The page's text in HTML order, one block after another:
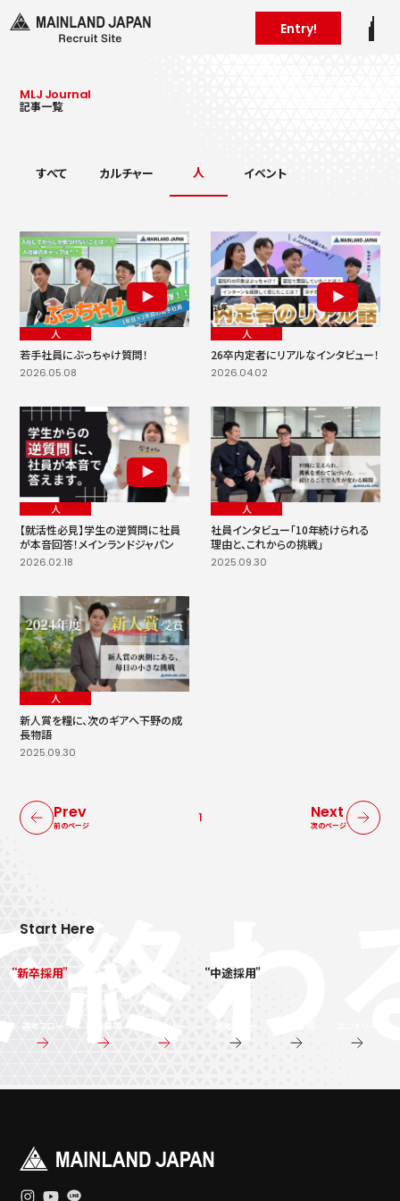
Entry!
MLJ Journal
記事一覧
すべて カルチャー 人 イベント
人
若手社員にぶっちゃけ質問！
2026.05.08
人
26卒内定者にリアルなインタビュー！
2026.04.02
人
【就活性必見】学生の逆質問に社員
が本音回答！メインランドジャパン
2026.02.18
人
社員インタビュー「10年続けられる
理由と、これからの挑戦」
2025.09.30
人
新人賞を糧に、次のギアへ――下野の成
長物語
2025.09.30
Prev
前のページ 1 Next
次のページ
Start Here
新卒採用 中途採用